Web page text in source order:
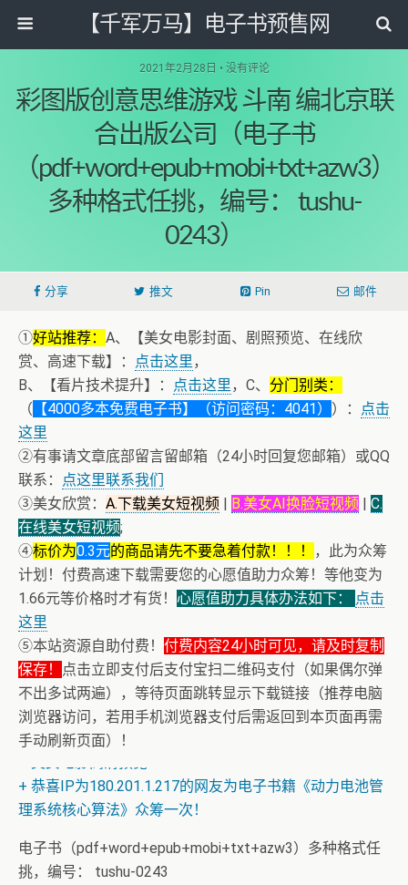
【千军万马】电子书预售网
2021年2月28日 • 没有评论
彩图版创意思维游戏 斗南 编北京联
合出版公司（电子书
（pdf+word+epub+mobi+txt+azw3）
多种格式任挑，编号： tushu-
0243）
分享 推文 Pin 邮件
①好站推荐： A、【美女电影封面、剧照预览、在线欣
赏、高速下载】：
点击这里，
B、【看片技术提升】：
点击这里，C、 分门别类：
（ 【4000多本免费电子书】（访问密码：4041） ）：
点击
这里
②有事请文章底部留言留邮箱（24小时回复您邮箱）或QQ
联系：
点这里联系我们
③美女欣赏： A.下载美女短视频 | B.美女AI换脸短视频 | C.
在线美女短视频;
④标价为0.3元的商品请先不要急着付款！！！
，此为众筹
计划！付费高速下载需要您的心愿值助力众筹！等他变为
1.66元等价格时才有货！ 心愿值助力具体办法如下：
点击
这里
⑤本站资源自助付费！ 付费内容24小时可见，请及时复制
保存！
点击立即支付后支付宝扫二维码支付（如果偶尔弹
不出多试两遍），等待页面跳转显示下载链接（推荐电脑
浏览器访问，若用手机浏览器支付后需返回到本页面再需
手动刷新页面）！
+ 恭喜IP为180.201.1.217的网友为电子书籍《动力电池管
理系统核心算法》众筹一次！
电子书（pdf+word+epub+mobi+txt+azw3）多种格式任
挑，编号： tushu-0243